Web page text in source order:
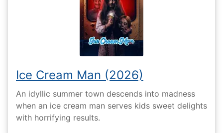
Ice Cream Man (2026)
An idyllic summer town descends into madness
when an ice cream man serves kids sweet delights
with horrifying results.